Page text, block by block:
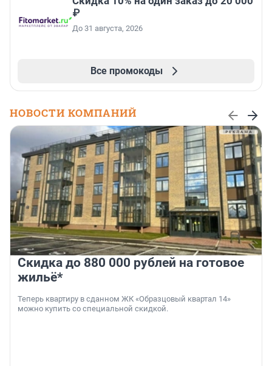
₽
До 31 августа, 2026
Все промокоды
НОВОСТИ КОМПАНИЙ
Скидка до 880 000 рублей на готовое
жильё*
Теперь квартиру в сданном ЖК «Образцовый квартал 14»
можно купить со специальной скидкой.